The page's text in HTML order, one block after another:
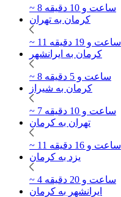
~ 8 ساعت و 10 دقیقه
کرمان به تهران
~ 11 ساعت و 19 دقیقه
کرمان به ایرانشهر
~ 8 ساعت و 5 دقیقه
کرمان به شیراز
~ 7 ساعت و 10 دقیقه
تهران به کرمان
~ 11 ساعت و 16 دقیقه
یزد به کرمان
~ 4 ساعت و 20 دقیقه
ایرانشهر به کرمان